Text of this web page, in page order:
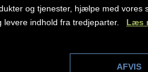
eller receptionen,
og tjenester, hjælpe med vores
levere indhold fra tredjeparter. Læs
AFVIS